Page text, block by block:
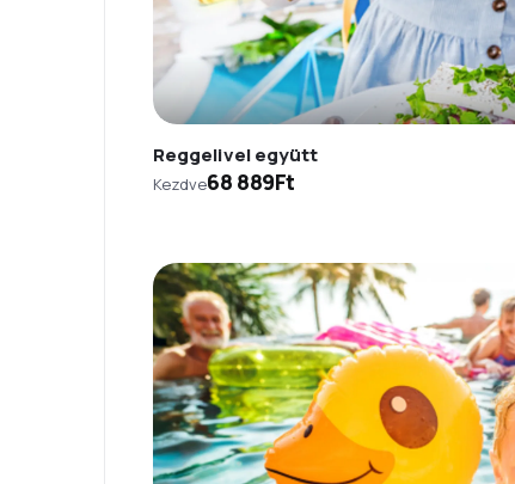
Reggelivel együtt
Kezdve68 889Ft